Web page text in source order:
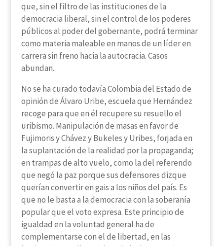
que, sin el filtro de las instituciones de la
democracia liberal, sin el control de los poderes
públicos al poder del gobernante, podrá terminar
como materia maleable en manos de un líder en
carrera sin freno hacia la autocracia. Casos
abundan.
No se ha curado todavía Colombia del Estado de
opinión de Álvaro Uribe, escuela que Hernández
recoge para que en él recupere su resuello el
uribismo. Manipulación de masas en favor de
Fujimoris y Chávez y Bukeles y Uribes, forjada en
la suplantación de la realidad por la propaganda;
en trampas de alto vuelo, como la del referendo
que negó la paz porque sus defensores dizque
querían convertir en gais a los niños del país. Es
que no le basta a la democracia con la soberanía
popular que el voto expresa. Este principio de
igualdad en la voluntad general ha de
complementarse con el de libertad, en las